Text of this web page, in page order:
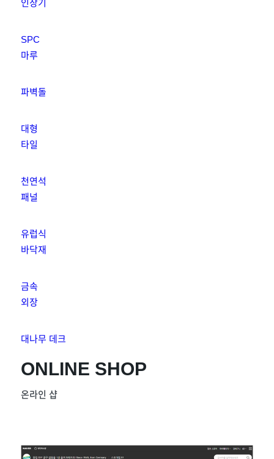
인장기
SPC
마루
파벽돌
대형
타일
천연석
패널
유럽식
바닥재
금속
외장
대나무 데크
ONLINE SHOP
온라인 샵